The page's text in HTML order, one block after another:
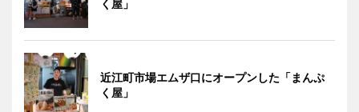
く屋」
近江町市場エムザ口にオープンした「まんぷ
く屋」